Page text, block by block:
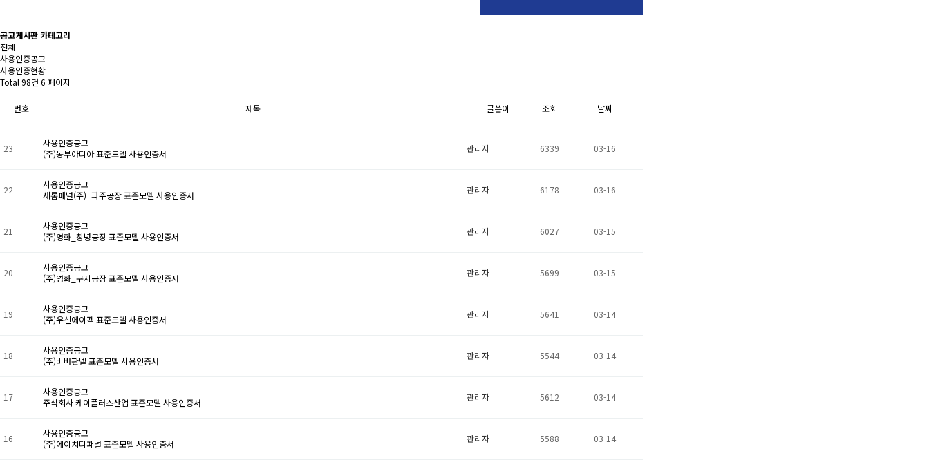
공고게시판 카테고리
전체
사용인증공고
사용인증현황
Total 98건 6 페이지
번호 제목 글쓴이 조회 날짜
23
사용인증공고
(주)동부아디아 표준모델 사용인증서
관리자 6339 03-16
22
사용인증공고
새롬패널(주)_파주공장 표준모델 사용인증서
관리자 6178 03-16
21
사용인증공고
(주)영화_창녕공장 표준모델 사용인증서
관리자 6027 03-15
20
사용인증공고
(주)영화_구지공장 표준모델 사용인증서
관리자 5699 03-15
19
사용인증공고
(주)우신에이펙 표준모델 사용인증서
관리자 5641 03-14
18
사용인증공고
(주)비버판넬 표준모델 사용인증서
관리자 5544 03-14
17
사용인증공고
주식회사 케이플러스산업 표준모델 사용인증서
관리자 5612 03-14
16
사용인증공고
(주)에이치디패널 표준모델 사용인증서
관리자 5588 03-14